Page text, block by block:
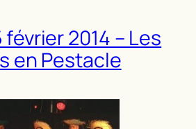
février 2014 – Les
en Pestacle